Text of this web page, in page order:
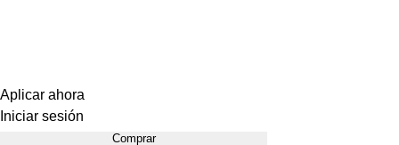
Aplicar ahora
Iniciar sesión
Comprar